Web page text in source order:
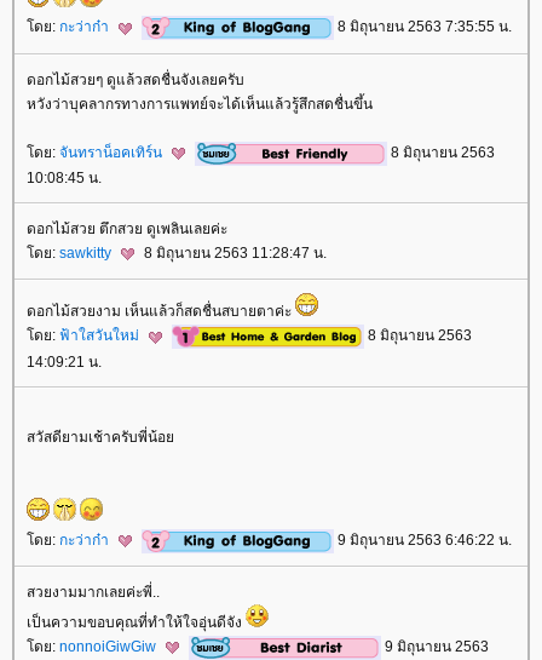
ดย: กะว่าก๋า 8 มิถุนายน 2563 7:35:55 น.
ดอกไม้สวยๆ ดูแล้วสดชื่นจังเลยครับ
หวังว่าบุคลากรทางการแพทย์จะได้เห็นแล้วรู้สึกสดชื่นขึ้น
ดย: จันทราน็อคเทิร์น
8 มิถุนายน 2563
10:08:45 น.
ดอกไม้สวย ตึกสวย ดูเพลินเลยค่ะ
ดย: sawkitty 8 มิถุนายน 2563 11:28:47 น.
ดอกไม้สวยงาม เห็นแล้วก็สดชื่นสบายตาค่ะ
ดย: ฟ้าใสวันใหม่
8 มิถุนายน 2563
14:09:21 น.
สวัสดียามเช้าครับพี่น้อ
ดย: กะว่าก๋า 9 มิถุนายน 2563 6:46:22 น.
สวยงามมากเลยค่ะพี่..
เป็นความขอบคุณที่ทำให้ใจอุ่นดีจัง
ดย: nonnoiGiwGiw
9 มิถุนายน 2563